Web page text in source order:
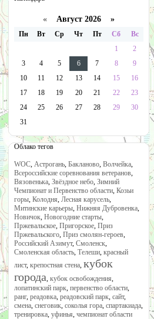
« Август 2026 »
Пн Вт Ср Чт Пт Сб
Вс
1
2
3
4 5 6 7 8
9
10
11 12 13 14 15
16
17
18 19 20 21 22
23
24
25 26 27 28 29
30
31
Облако тегов
WOC, Астрогань, Бакланово, Волчейка,
Всероссийские соревнования ветеранов,
Вязовенька, Звёздное небо, Зимний
Чемпионат и Первенство области, Козьи
горы, Колодня, Лесная карусель,
Митинские карьеры, Нижняя Дубровенка,
Новичок, Новогодние старты,
Пржевальское, Пригорское, Приз
Пржевальского, Приз смолян-героев,
Российский Азимут, Смоленск,
Смоленская область, Телеши, красный
лист, крепостная стена, кубок
города, кубок освобождения,
лопатинский парк, первенство области,
ранг, реадовка, реадовский парк, сайт,
смена, снеговик, соколья гора, спартакиада,
тренировка, уфинья, чемпионат области